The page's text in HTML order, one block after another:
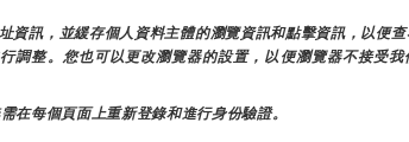
訊，並緩存個人資料主體的瀏覽資訊和點擊資訊，以便
調整。您也可以更改瀏覽器的設置，以便瀏覽器不接受我
每個頁面上重新登錄和進行身份驗證。